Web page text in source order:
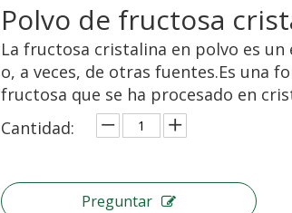
Polvo de fructosa
La fructosa cristalina en polvo es
o, a veces, de otras fuentes.Es una
fructosa que se ha procesado en
Cantidad:
Preguntar